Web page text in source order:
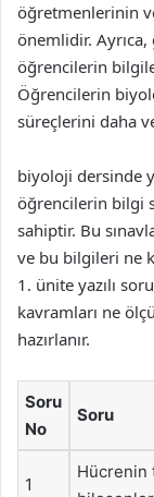
öğretmenlerinin
önemlidir. Ayrıca,
öğrencilerin
Öğrencilerin
süreçlerini daha
biyoloji dersinde
öğrencilerin bilgi
sahiptir. Bu
ve bu bilgileri ne
1. ünite yazılı
kavramları ne
hazırlanır.
Soru
No
Soru
1
Hücrenin